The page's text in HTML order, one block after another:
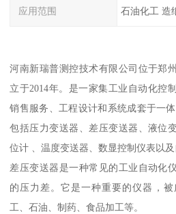
应用范围 石油化工 造
河南新瑞普测控技术有限公司位于郑
立于2014年。是一家集工业自动化控
销售服务、工程设计和系统成套于一
包括压力变送器、差压变送器、液位
位计 、温度变送器、数显控制仪表以及
差压变送器是一种常见的工业自动化
的压力差。它是一种重要的仪器，
工、石油、制药、食品加工等。